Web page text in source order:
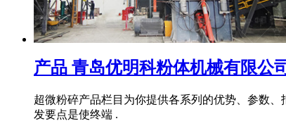
产品 青岛优明科粉体机械有限公
超微粉碎产品栏目为你提供各系列的优势、参数
发要点是使终端 .